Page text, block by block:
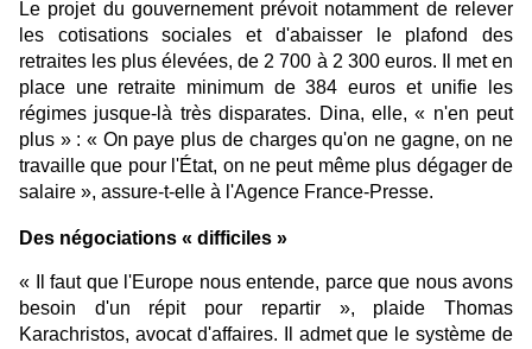
Le projet du gouvernement prévoit notamment de relever
les cotisations sociales et d'abaisser le plafond des
retraites les plus élevées, de 2 700 à 2 300 euros. Il met en
place une retraite minimum de 384 euros et unifie les
régimes jusque-là très disparates. Dina, elle, « n'en peut
plus » : « On paye plus de charges qu'on ne gagne, on ne
travaille que pour l'État, on ne peut même plus dégager de
salaire », assure-t-elle à l'Agence France-Presse.
Des négociations « difficiles »
« Il faut que l'Europe nous entende, parce que nous avons
besoin d'un répit pour repartir », plaide Thomas
Karachristos, avocat d'affaires. Il admet que le système de